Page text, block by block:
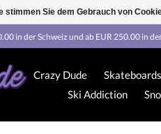
in der Schweiz und ab EUR 250.00 in
Crazy Dude Skateboards
Ski Addiction
stimmen Sie dem Gebrauch von